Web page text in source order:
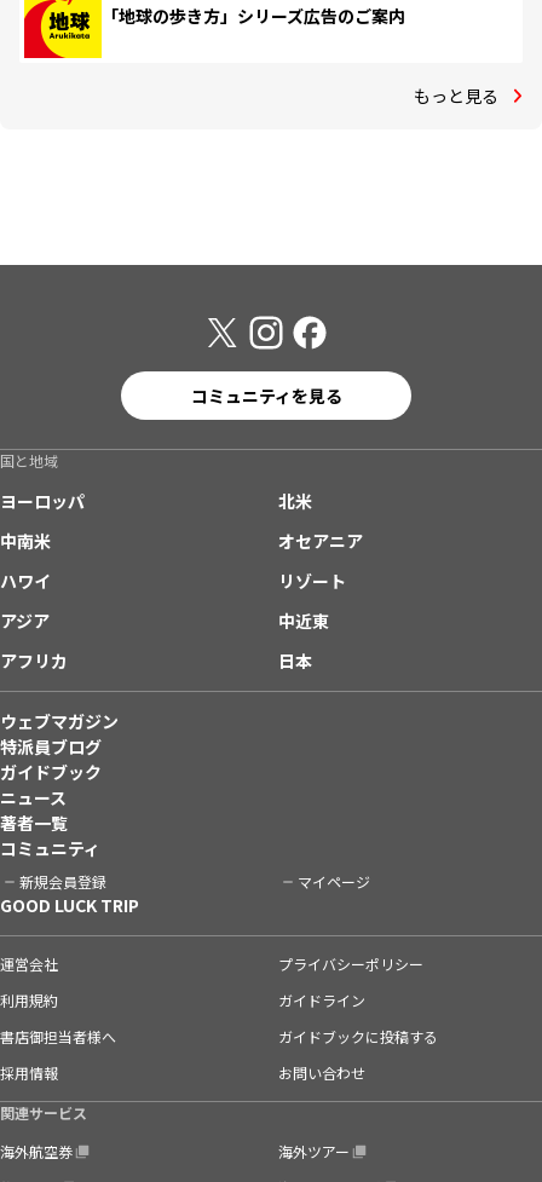
「地球の歩き方」シリーズ広告のご案内
もっと見る
コミュニティを見る
国と地域
ヨーロッパ
北米
中南米
オセアニア
ハワイ
リゾート
アジア
中近東
アフリカ
日本
ウェブマガジン
特派員ブログ
ガイドブック
ニュース
著者一覧
コミュニティ
新規会員登録 マイページ
GOOD LUCK TRIP
運営会社
プライバシーポリシー
利用規約
ガイドライン
書店御担当者様へ
ガイドブックに投稿する
採用情報
お問い合わせ
関連サービス
海外航空券
海外ツアー